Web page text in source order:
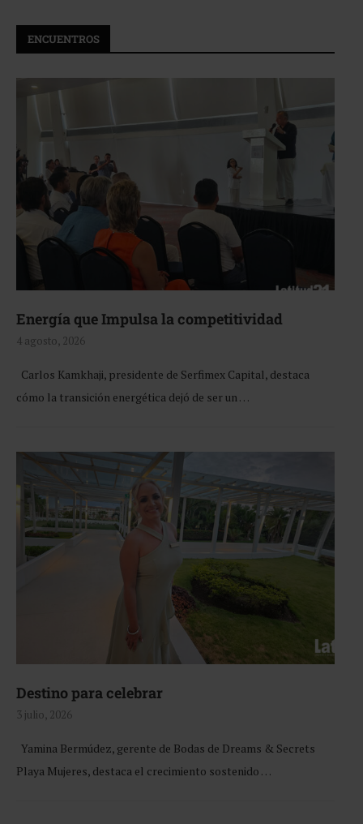
ENCUENTROS
Energía que Impulsa la competitividad
4 agosto, 2026
Carlos Kamkhaji, presidente de Serfimex Capital, destaca
cómo la transición energética dejó de ser un …
Destino para celebrar
3 julio, 2026
Yamina Bermúdez, gerente de Bodas de Dreams & Secrets
Playa Mujeres, destaca el crecimiento sostenido …